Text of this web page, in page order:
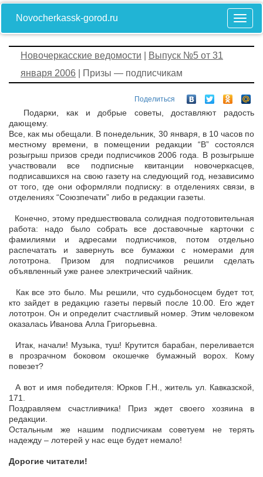
Novocherkassk-gorod.ru
Новочеркасские ведомости
Выпуск №5 от 31
января 2006 | Призы — подписчикам
Поделиться
Подарки, как и добрые советы, доставляют радость
дающему.
Все, как мы обещали. В понедельник, 30 января, в 10 часов по
местному времени, в помещении редакции “В” состоялся
розыгрыш призов среди подписчиков 2006 года. В розыгрыше
участвовали все подписные квитанции новочеркасцев,
подписавшихся на свою газету на следующий год, независимо
от того, где они оформляли подписку: в отделениях связи, в
отделениях “Союзпечати” либо в редакции газеты.
Конечно, этому предшествовала солидная подготовительная
работа: надо было собрать все доставочные карточки с
фамилиями и адресами подписчиков, потом отдельно
распечатать и завернуть все бумажки с номерами для
лототрона. Призом для подписчиков решили сделать
объявленный уже ранее электрический чайник.
Как все это было. Мы решили, что судьбоносцем будет тот,
кто зайдет в редакцию газеты первый после 10.00. Его ждет
лототрон. Он и определит счастливый номер. Этим человеком
оказалась Иванова Алла Григорьевна.
Итак, начали! Музыка, туш! Крутится барабан, переливается
в прозрачном боковом окошечке бумажный ворох. Кому
повезет?
А вот и имя победителя: Юрков Г.Н., житель ул. Кавказской,
171.
Поздравляем счастливчика! Приз ждет своего хозяина в
редакции.
Остальным же нашим подписчикам советуем не терять
надежду – лотерей у нас еще будет немало!
Дорогие читатели!